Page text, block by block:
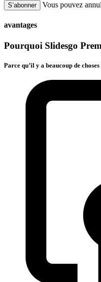
S’abonner Vous pouvez
avantages
Pourquoi Slidesgo
Parce qu’il y a beaucoup de